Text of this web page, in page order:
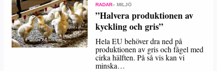
RADAR– MILJÖ
”Halvera produktionen av
kyckling och gris”
Hela EU behöver dra ned på
produktionen av gris och fågel med
cirka hälften. På så vis kan vi
minska…